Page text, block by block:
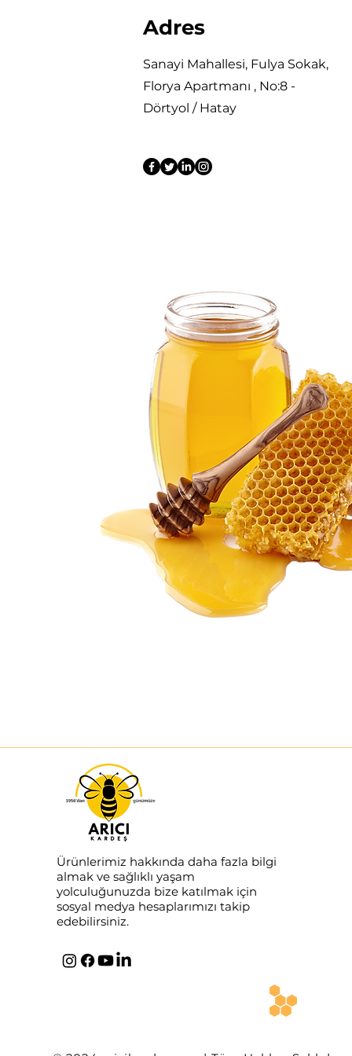
Adres
Sanayi Mahallesi, Fulya Sokak,
Florya Apartmanı , No:8 -
Dörtyol / Hatay
Ürünlerimiz hakkında daha fazla bilgi
almak ve sağlıklı yaşam
yolculuğunuzda bize katılmak için
sosyal medya hesaplarımızı takip
edebilirsiniz.